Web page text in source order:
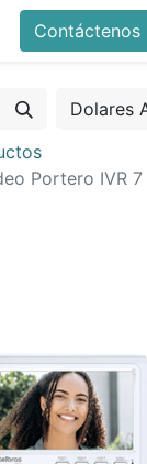
Contáctenos
Dolares
Portero IVR